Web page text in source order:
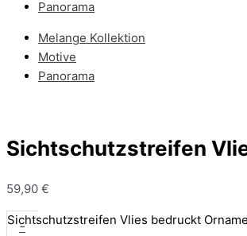
Panorama
Melange Kollektion
Motive
Panorama
Sichtschutzstreifen
59,90 €
-
Sichtschutzstreifen Vlies bedruckt